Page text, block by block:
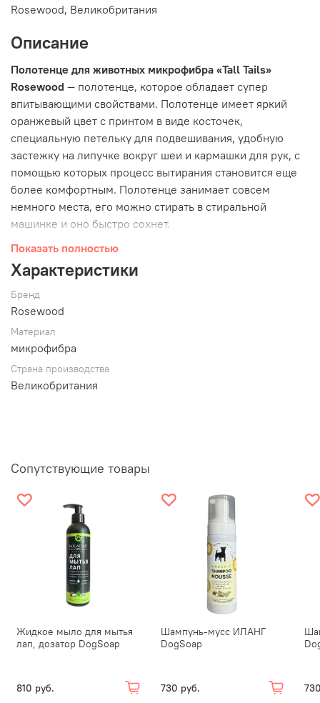
Rosewood, Великобритания
Описание
Полотенце для животных микрофибра «Tall Tails»
Rosewood — полотенце, которое обладает супер
впитывающими свойствами. Полотенце имеет яркий
оранжевый цвет с принтом в виде косточек,
специальную петельку для подвешивания, удобную
застежку на липучке вокруг шеи и кармашки для рук, с
помощью которых процесс вытирания становится еще
более комфортным. Полотенце занимает совсем
немного места, его можно стирать в стиральной
машинке и оно быстро сохнет.
Состав: микрофибра
Английская компания
Показать полностью
Характеристики
Бренд
Rosewood
Материал
микрофибра
Страна производства
Великобритания
Сопутствующие товары
Жидкое мыло для мытья
лап, дозатор DogSoap
810 руб.
Шампунь-мусс ИЛАНГ
DogSoap
730 руб.